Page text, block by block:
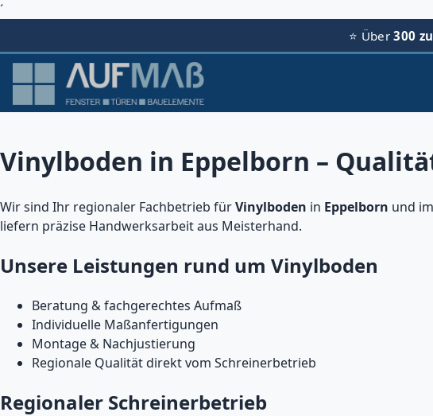
´
⭐ Über300
Vinylboden in Eppelborn –
Wir sind Ihr regionaler Fachbetrieb fürVinylboden in Eppelborn und
liefern präzise Handwerksarbeit aus Meisterhand.
Unsere Leistungen rund um Vinylboden
Beratung & fachgerechtes Aufmaß
Individuelle Maßanfertigungen
Montage & Nachjustierung
Regionale Qualität direkt vom Schreinerbetrieb
Regionaler Schreinerbetrieb